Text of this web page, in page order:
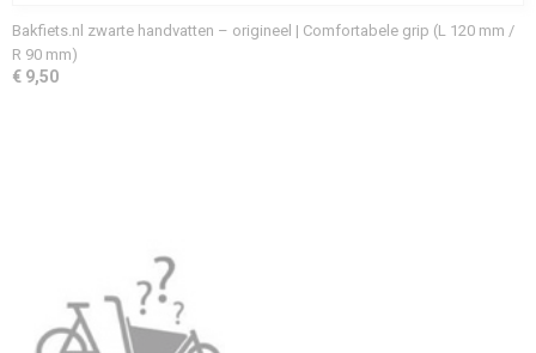
Bakfiets.nl zwarte handvatten – origineel | Comfortabele grip (L 120 mm /
R 90 mm)
€ 9,50